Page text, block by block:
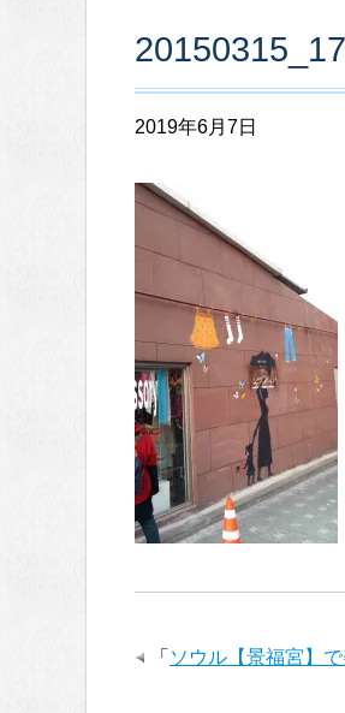
2019年6月7日
「 ソウル【景福宮】